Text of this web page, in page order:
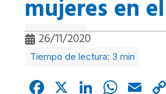
mujeres en
26/11/2020
Facebook
X LinkedIn